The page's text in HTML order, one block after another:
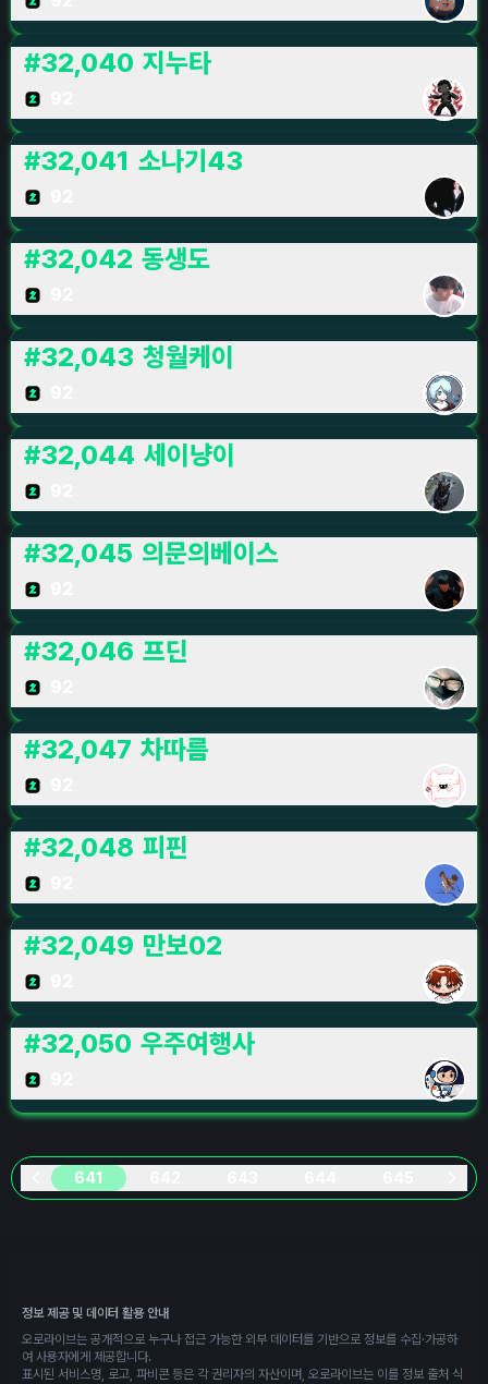
#32,040 지누타
#32,041 소나기43
#32,042 동생도
#32,043 청월케이
#32,044 세이냥이
#32,045 의문의베이스
#32,046 프딘
#32,047 차따름
#32,048 피핀
#32,049 만보02
#32,050 우주여행사
641
정보 제공 및 데이터 활용 안내
오로라이브는 공개적으로 누구나 접근 가능한 외부 데이터를 기반으로 정보를 수집·가공하
여 사용자에게 제공합니다.
표시된 서비스명, 로고, 파비콘 등은 각 권리자의 자산이며, 오로라이브는 이를 정보 출처 식